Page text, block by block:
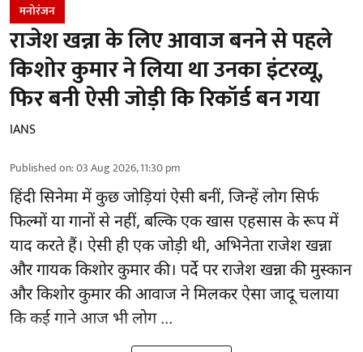
मनोरंजन
राजेश खन्ना के लिए आवाज बनने से पहले
किशोर कुमार ने लिया था उनका इंटरव्यू,
फिर बनी ऐसी जोड़ी कि रिकॉर्ड बन गया
IANS
Published on:03 Aug 2026, 11:30 pm
हिंदी सिनेमा में कुछ जोड़ियां ऐसी बनीं, जिन्हें लोग सिर्फ
फिल्मों या गानों से नहीं, बल्कि एक खास एहसास के रूप में
याद करते हैं। ऐसी ही एक जोड़ी थी, अभिनेता राजेश खन्ना
और गायक किशोर कुमार की। पर्दे पर राजेश खन्ना की मुस्कान
और किशोर कुमार कीआवाजने मिलकर ऐसा जादू चलाया
कि कई गाने आज भी लोग ...